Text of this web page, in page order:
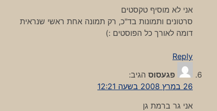
אני לא מוסיף טקסטים
סרטונים ותמונות בד"כ, רק תמונה אחת ראשי שנראית
דומה לאורך כל הפוסטים :)
Reply
פגעסוס הגיב:
26 במרץ 2008 בשעה 12:21
אני גר ברמת גן